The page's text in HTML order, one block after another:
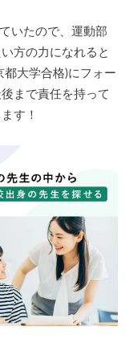
いたので、運動部
方の力になれると
大学合格)にフォー
まで責任を持って
す！